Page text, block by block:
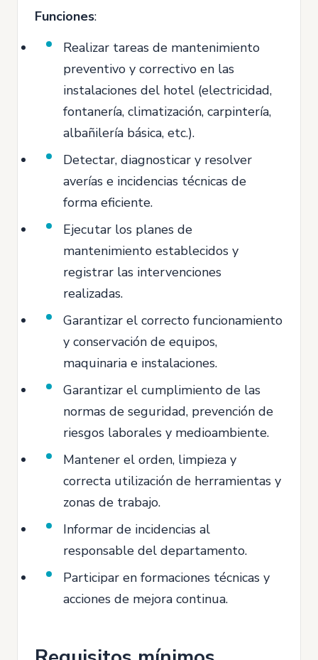
Funciones:
Realizar tareas de mantenimiento
preventivo y correctivo en las
instalaciones del hotel (electricidad,
fontanería, climatización, carpintería,
albañilería básica, etc.).
Detectar, diagnosticar y resolver
averías e incidencias técnicas de
forma eficiente.
Ejecutar los planes de
mantenimiento establecidos y
registrar las intervenciones
realizadas.
Garantizar el correcto funcionamiento
y conservación de equipos,
maquinaria e instalaciones.
Garantizar el cumplimiento de las
normas de seguridad, prevención de
riesgos laborales y medioambiente.
Mantener el orden, limpieza y
correcta utilización de herramientas y
zonas de trabajo.
Informar de incidencias al
responsable del departamento.
Participar en formaciones técnicas y
acciones de mejora continua.